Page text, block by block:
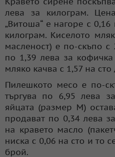
лева за килограм.
„Витоша“ е нагоре с
килограм. Киселото
масленост) е по-скъпо с
по 1,39 лева за
мляко качва с 1,57 на
Пилешкото месо е по-
търгува по 6,95 лева
яйцата (размер М)
продават по 0,34 лева
на кравето масло
ниска с 0,06 на сто и то
брой.